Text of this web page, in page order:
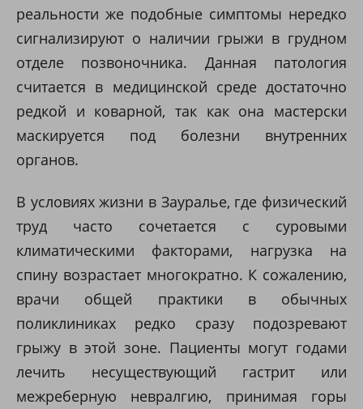
реальности же подобные симптомы нередко
сигнализируют о наличии грыжи в грудном
отделе позвоночника. Данная патология
считается в медицинской среде достаточно
редкой и коварной, так как она мастерски
маскируется под болезни внутренних
органов.
В условиях жизни в Зауралье, где физический
труд часто сочетается с суровыми
климатическими факторами, нагрузка на
спину возрастает многократно. К сожалению,
врачи общей практики в обычных
поликлиниках редко сразу подозревают
грыжу в этой зоне. Пациенты могут годами
лечить несуществующий гастрит или
межреберную невралгию, принимая горы